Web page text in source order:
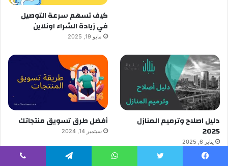
كيف تسهم سرعة التوصيل
في زيادة الشراء اونلاين
مايو 19, 2025
دليل اصلاح وترميم المنازل
2025
يناير 6, 2025
أفضل طرق تسويق منتجاتك
سبتمبر 14, 2024